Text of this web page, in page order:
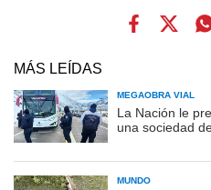
MÁS LEÍDAS
MEGAOBRA VIAL
La Nación le
una sociedad
MUNDO